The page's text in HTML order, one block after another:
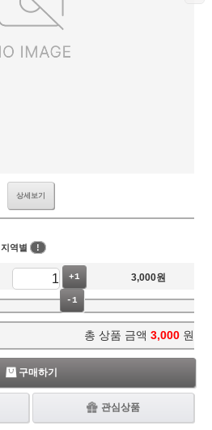
상세보기
지역별 !
+1
-1
3,000원
총 상품 금액 3,000 원
구매하기
관심상품